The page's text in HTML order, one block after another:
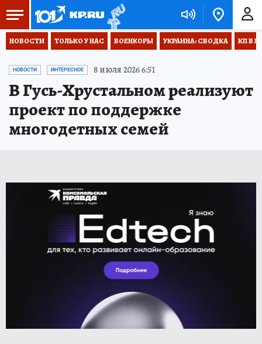
НОВОСТИ ТОЛЬКО У НАС ВОЕНКОРЫ УКРАИНА: СВОДКА КП В
НОВОСТИ ИНТЕРЕСНОЕ 8 июля 2026 6:51
В Гусь-Хрустальном реализуют
проект по поддержке
многодетных семей